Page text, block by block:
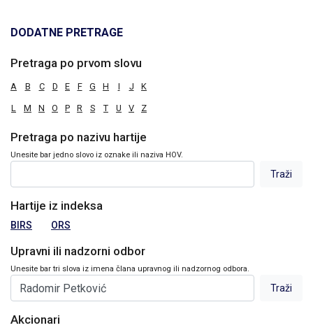
DODATNE PRETRAGE
Pretraga po prvom slovu
A B C D E F G H I J K
L M N O P R S T U V Z
Pretraga po nazivu hartije
Unesite bar jedno slovo iz oznake ili naziva HOV.
Hartije iz indeksa
BIRS ORS
Upravni ili nadzorni odbor
Unesite bar tri slova iz imena člana upravnog ili nadzornog odbora.
Akcionari